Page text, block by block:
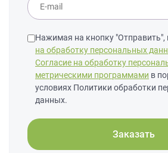
Нажимая на кнопку "Отправить",
на обработку персональных
Согласие на обработку
метрическими программами в
условиях Политики обработки
данных.
Заказать